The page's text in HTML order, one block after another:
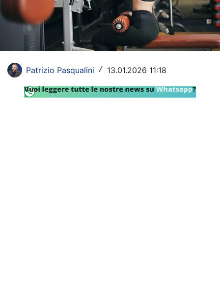
Europa League
Altri Sport
Formula 1
Tennis
Vela
Patrizio Pasqualini / 13.01.2026 11:18